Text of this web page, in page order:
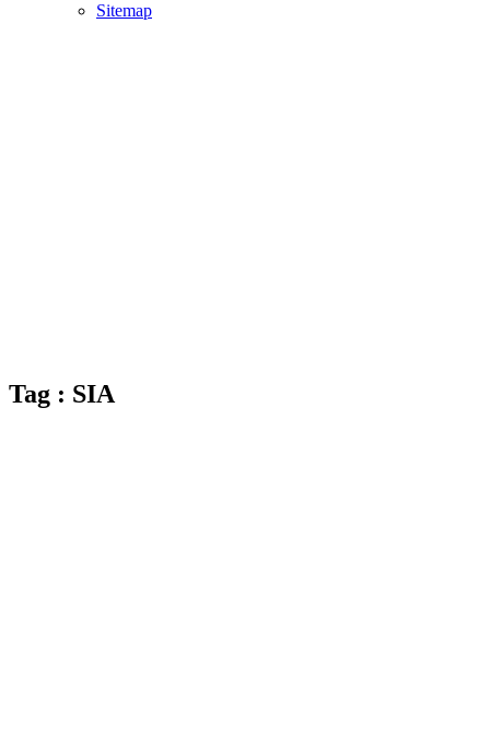
Sitemap
Tag : SIA